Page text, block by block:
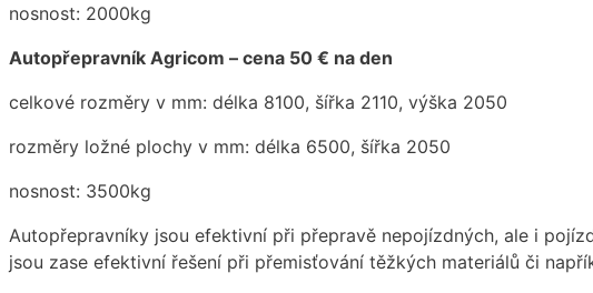
nosnost: 2000kg
Autopřepravník Agricom – cena 50 € na den
celkové rozměry v mm: délka 8100, šířka 2110, výška 2050
rozměry ložné plochy v mm: délka 6500, šířka 2050
nosnost: 3500kg
Autopřepravníky jsou efektivní při přepravě nepojízdných, ale i
jsou zase efektivní řešení při přemisťování těžkých materiálů či